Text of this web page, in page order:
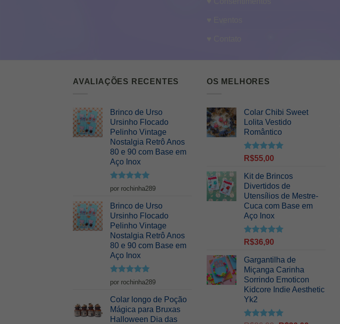
AVALIAÇÕES RECENTES
Brinco de Urso
Ursinho Flocado
Pelinho Vintage
Nostalgia Retrô Anos
80 e 90 com Base em
Aço Inox
Avaliação5
de 5
por rochinha289
Brinco de Urso
Ursinho Flocado
Pelinho Vintage
Nostalgia Retrô Anos
80 e 90 com Base em
Aço Inox
Avaliação5
de 5
por rochinha289
Colar longo de Poção
Mágica para Bruxas
Halloween Dia das
OS MELHORES
Colar Chibi Sweet
Lolita Vestido
Romântico
Avaliação
5.00
de 5
R$55,00
Kit de Brincos
Divertidos de
Utensílios de Mestre-
Cuca com Base em
Aço Inox
Avaliação
5.00
de 5
R$36,90
Gargantilha de
Miçanga Carinha
Sorrindo Emoticon
Kidcore Indie Aesthetic
Yk2